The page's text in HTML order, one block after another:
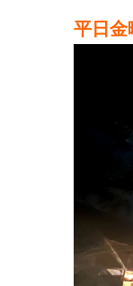
平日金